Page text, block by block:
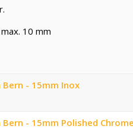
10 mm
- 15mm Inox
- 15mm Polished Chrome